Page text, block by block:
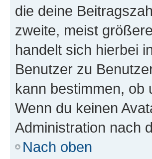
die deine
zweite, meist
handelt sich hierbei
Benutzer zu
kann bestimmen, ob
Wenn du keinen
Administration nach
Nach oben